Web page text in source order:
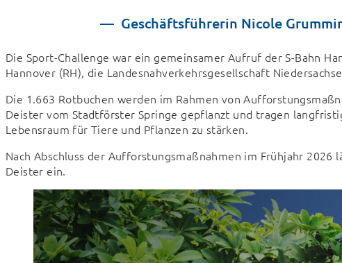
Geschäftsführerin Nicole
Die Sport-Challenge war ein gemeinsamer Aufruf der S-Bahn
Hannover (RH), die Landesnahverkehrsgesellschaft
Die 1.663 Rotbuchen werden im Rahmen von
Deister vom Stadtförster Springe gepflanzt und tragen
Lebensraum für Tiere und Pflanzen zu stärken.
Nach Abschluss der Aufforstungsmaßnahmen im Frühjahr 2026
Deister ein.